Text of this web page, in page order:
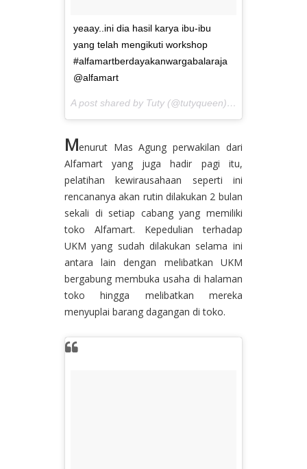
yeaay..ini dia hasil karya ibu-ibu
yang telah mengikuti workshop
#alfamartberdayakanwargabalaraja
@alfamart
A post shared by Tuty (@tutyqueen) on
Menurut Mas Agung perwakilan dari
Alfamart yang juga hadir pagi itu,
pelatihan kewirausahaan seperti ini
rencananya akan rutin dilakukan 2 bulan
sekali di setiap cabang yang memiliki
toko Alfamart. Kepedulian terhadap
UKM yang sudah dilakukan selama ini
antara lain dengan melibatkan UKM
bergabung membuka usaha di halaman
toko hingga melibatkan mereka
menyuplai barang dagangan di toko.